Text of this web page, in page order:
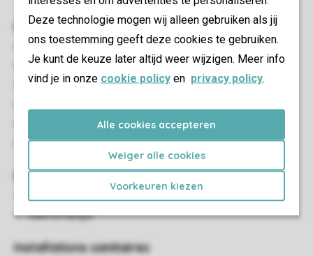
Deze technologie mogen wij alleen gebruiken als jij
ons toestemming geeft deze cookies te gebruiken.
Je kunt de keuze later altijd weer wijzigen. Meer info
vind je in onze cookie policy en privacy policy.
Alle cookies accepteren
Weiger alle cookies
Voorkeuren kiezen
Chambre(s) à coucher
Nombre de chambres: 3
Chambres au RDC: 1
Chambre au RDC
De lits simples: 4
Couettes et oreillers une personne
Salon/salle à manger
Salle à manger
Installations sanitaires